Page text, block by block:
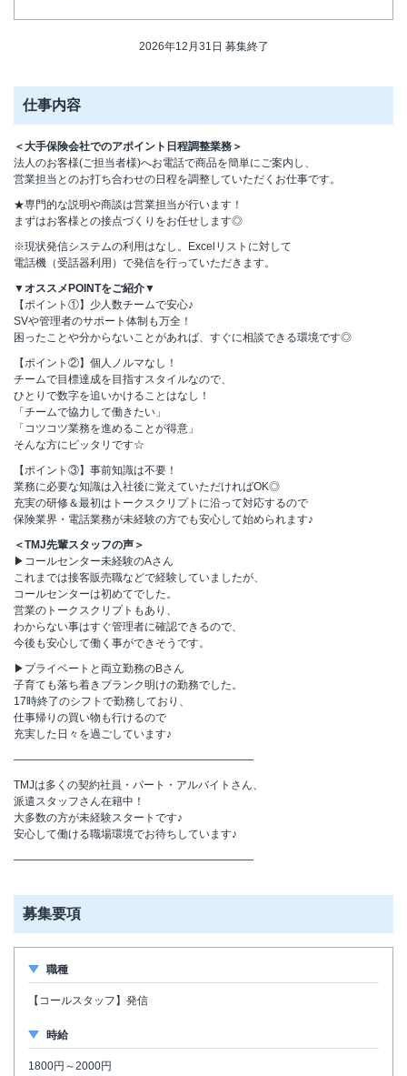
2026年12月31日 募集終了
仕事内容
＜大手保険会社でのアポイント日程調整業務＞
法人のお客様(ご担当者様)へお電話で商品を簡単にご案内し、
営業担当とのお打ち合わせの日程を調整していただくお仕事です。
★専門的な説明や商談は営業担当が行います！
まずはお客様との接点づくりをお任せします◎
※現状発信システムの利用はなし。Excelリストに対して
電話機（受話器利用）で発信を行っていただきます。
▼オススメPOINTをご紹介▼
【ポイント①】少人数チームで安心♪
SVや管理者のサポート体制も万全！
困ったことや分からないことがあれば、すぐに相談できる環境です◎
【ポイント②】個人ノルマなし！
チームで目標達成を目指すスタイルなので、
ひとりで数字を追いかけることはなし！
「チームで協力して働きたい」
「コツコツ業務を進めることが得意」
そんな方にピッタリです☆
【ポイント③】事前知識は不要！
業務に必要な知識は入社後に覚えていただければOK◎
充実の研修＆最初はトークスクリプトに沿って対応するので
保険業界・電話業務が未経験の方でも安心して始められます♪
＜TMJ先輩スタッフの声＞
▶コールセンター未経験のAさん
これまでは接客販売職などで経験していましたが、
コールセンターは初めてでした。
営業のトークスクリプトもあり、
わからない事はすぐ管理者に確認できるので、
今後も安心して働く事ができそうです。
▶プライベートと両立勤務のBさん
子育ても落ち着きブランク明けの勤務でした。
17時終了のシフトで勤務しており、
仕事帰りの買い物も行けるので
充実した日々を過ごしています♪
――――――――――――――――――――――
TMJは多くの契約社員・パート・アルバイトさん、
派遣スタッフさん在籍中！
大多数の方が未経験スタートです♪
安心して働ける職場環境でお待ちしています♪
――――――――――――――――――――――
募集要項
職種
【コールスタッフ】発信
時給
1800円～2000円